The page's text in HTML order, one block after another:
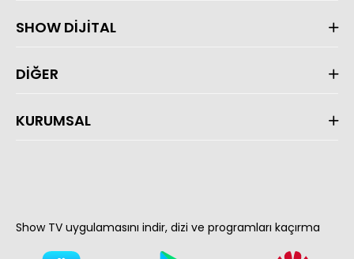
SHOW DİJİTAL
DİĞER
KURUMSAL
Show TV uygulamasını indir, dizi ve programları kaçırma